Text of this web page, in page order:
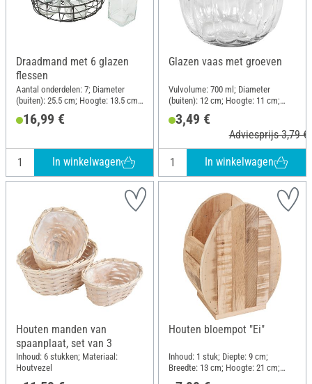
Draadmand met 6 glazen
flessen
Aantal onderdelen: 7; Diameter
(buiten): 25.5 cm; Hoogte: 13.5 cm;
16,99 €
In winkelwagen
Glazen vaas met groeven
Vulvolume: 700 ml; Diameter
(buiten): 12 cm; Hoogte: 11 cm;
3,49 €
Adviesprijs 3,79 €
In winkelwagen
Houten manden van
spaanplaat, set van 3
Inhoud: 6 stukken; Materiaal:
Houtvezel
Houten bloempot "Ei"
Inhoud: 1 stuk; Diepte: 9 cm;
Breedte: 13 cm; Hoogte: 21 cm;